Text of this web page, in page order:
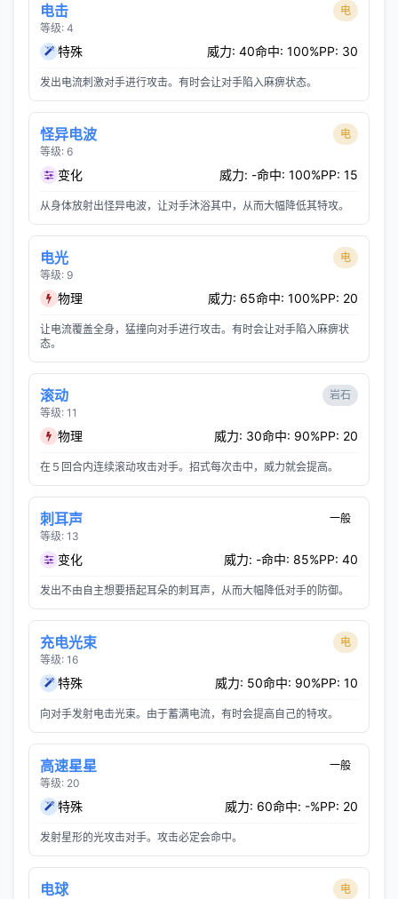
电击
等级: 4
电
特殊 威力: 40命中: 100%PP: 30
发出电流刺激对手进行攻击。有时会让对手陷入麻痹状态。
怪异电波
等级: 6
电
变化 威力: -命中: 100%PP: 15
从身体放射出怪异电波，让对手沐浴其中，从而大幅降低其特攻。
电光
等级: 9
电
物理 威力: 65命中: 100%PP: 20
让电流覆盖全身，猛撞向对手进行攻击。有时会让对手陷入麻痹状
态。
滚动
等级: 11
岩石
物理 威力: 30命中: 90%PP: 20
在５回合内连续滚动攻击对手。招式每次击中，威力就会提高。
刺耳声
等级: 13
一般
变化 威力: -命中: 85%PP: 40
发出不由自主想要捂起耳朵的刺耳声，从而大幅降低对手的防御。
充电光束
等级: 16
电
特殊 威力: 50命中: 90%PP: 10
向对手发射电击光束。由于蓄满电流，有时会提高自己的特攻。
高速星星
等级: 20
一般
特殊 威力: 60命中: -%PP: 20
发射星形的光攻击对手。攻击必定会命中。
电球 电